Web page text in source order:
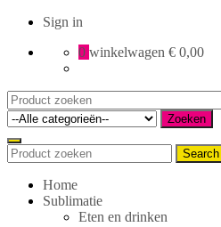
Sign in
0 winkelwagen € 0,00
Search
for:
Zoeken
Search
for:
Search
Home
Sublimatie
Eten en drinken